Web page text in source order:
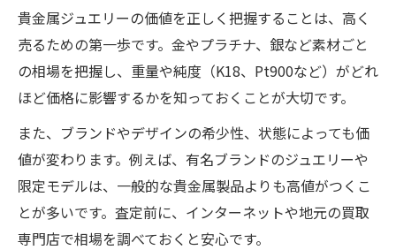
貴金属査定時に用意すべき書類とは
貴金属の状態を整えて査定に挑む方法
貴金属査定で交渉を有利に進める秘訣
貴金属ジュエリーの付属品も査定対象
査定額アップに繋がるポイントの伝え方
大府市で信頼される貴金属買取の魅力とは
大府市の貴金属買取店が選ばれる理由
安心して任せられる貴金属買取の特徴
貴金属ジュエリーの価値を正しく把握することは、高く
売るための第一歩です。金やプラチナ、銀など素材ごと
の相場を把握し、重量や純度（K18、Pt900など）がどれ
ほど価格に影響するかを知っておくことが大切です。
また、ブランドやデザインの希少性、状態によっても価
値が変わります。例えば、有名ブランドのジュエリーや
限定モデルは、一般的な貴金属製品よりも高値がつくこ
とが多いです。査定前に、インターネットや地元の買取
専門店で相場を調べておくと安心です。